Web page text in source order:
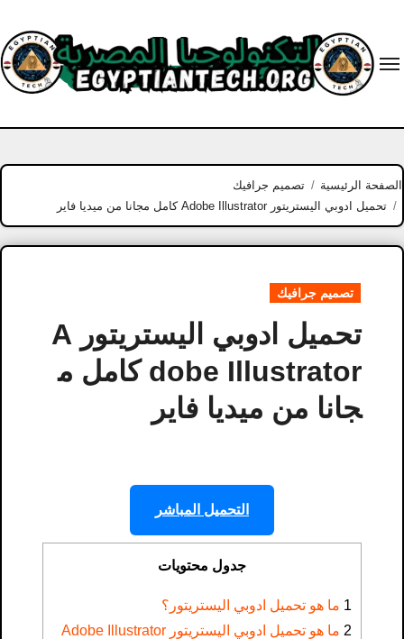
content
الصفحة الرئيسية
تصميم جرافيك
تحميل ادوبي اليستريتور Adobe Illustrator كامل مجانا من ميديا فاير
تصميم جرافيك
تحميل ادوبي اليستريتور A
dobe Illustrator كامل م
جانا من ميديا فاير
التحميل المباشر
جدول محتويات
1 ما هو تحميل ادوبي اليستريتور؟
2
ما هو تحميل ادوبي اليستريتور Adobe Illustrator